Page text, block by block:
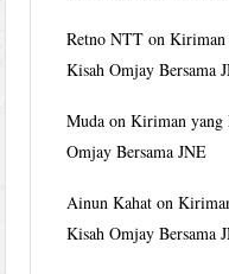
Retno NTT onKiriman
Kisah Omjay Bersama
Muda onKiriman yang
Omjay Bersama JNE
Ainun Kahat on
Kisah Omjay Bersama